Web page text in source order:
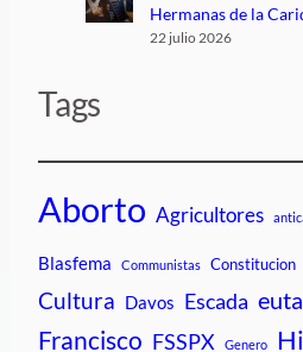
Hermanas de la
22 julio 2026
Tags
Aborto Agricultores
Blasfema Communistas Constitucion
Cultura Davos Escada
Francisco FSSPX Genero